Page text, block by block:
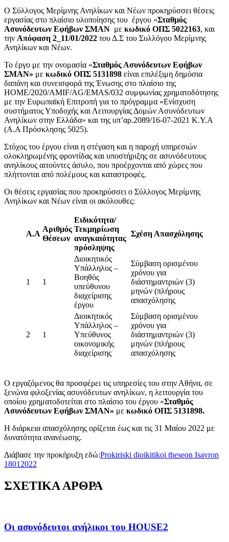
Ο Σύλλογος Μερίμνης Ανηλίκων και Νέων προκηρύσσει θέσεις
εργασίας στο πλαίσιο υλοποίησης του έργου «Σταθμός
Ασυνόδευτων Εφήβων ΣΜΑΝ με κωδικό ΟΠΣ 5022163, και
την Απόφαση 2_11/01/2022 του Δ.Σ του Συλλόγου Μερίμνης
Ανηλίκων και Νέων.
Το έργο με την ονομασία «Σταθμός Ασυνόδευτων Εφήβων
ΣΜΑΝ» με κωδικό ΟΠΣ 5131898 είναι επιλέξιμη δημόσια
δαπάνη και συνεισφορά της Ένωσης στο πλαίσιο της
HOME/2020/AMIF/AG/EMAS/032 συμφωνίας χρηματοδότησης
με την Ευρωπαϊκή Επιτροπή για το πρόγραμμα «Ενίσχυση
συστήματος Υποδοχής και Λειτουργίας Δομών Ασυνόδευτων
Ανηλίκων στην Ελλάδα» και της υπ’αρ.2089/16-07-2021 Κ.Υ.Α
(Α.Α Πρόσκλησης 5025).
Στόχος του έργου είναι η στέγαση και η παροχή υπηρεσιών
ολοκληρωμένης φροντίδας και υποστήριξης σε ασυνόδευτους
ανηλίκους αιτούντες άσυλο, που προέρχονται από χώρες που
πλήττονται από πολέμους και καταστροφές.
Οι θέσεις εργασίας που προκηρύσσει ο Σύλλογος Μερίμνης
Ανηλίκων και Νέων είναι οι ακόλουθες:
Α.Α
Αριθμός
Θέσεων
Ειδικότητα/
Τεκμηρίωση
αναγκαιότητας
πρόσληψης
Σχέση Απασχόλησης
1 1
Διοικητικός
Υπάλληλος –
Βοηθός
υπεύθυνου
διαχείρισης
έργου
Σύμβαση ορισμένου
χρόνου για
διάστημαντριών (3)
μηνών (πλήρους
απασχόλησης
2 1
Διοικητικός
Υπάλληλος –
Υπεύθυνος
οικονομικής
διαχείρισης
Σύμβαση ορισμένου
χρόνου για
διάστημαντριών (3)
μηνών (πλήρους
απασχόλησης
Ο εργαζόμενος θα προσφέρει τις υπηρεσίες του στην Αθήνα, σε
ξενώνα φιλοξενίας ασυνόδευτων ανηλίκων, η λειτουργία του
οποίου χρηματοδοτείται στο πλαίσιο του έργου «Σταθμός
Ασυνόδευτων Εφήβων ΣΜΑΝ» με κωδικό ΟΠΣ 5131898.
Η διάρκεια απασχόλησης ορίζεται έως και τις 31 Μαίου 2022 με
δυνατότητα ανανέωσης.
Διάβασε την προκήρυξη εδώ:Prokiriski dioikitikoi theseon Isavron
18012022
ΣΧΕΤΙΚΑ ΑΡΘΡΑ
Οι ασυνόδευτοι ανήλικοι του HOUSE2